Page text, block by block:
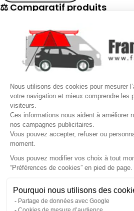
Nous utilisons des cookies pour mesurer
votre navigation et mieux comprendre les
visiteurs.
Ces informations nous aident à améliorer
nos campagnes publicitaires.
Vous pouvez accepter, refuser ou
moment.
Vous pouvez modifier vos choix à tout
“Préférences de cookies” en pied de page.
Pourquoi nous utilisons des
Partage de données avec Google
Gérer mes cookies
Une question ? Nous sommes là
Non, merci
⚖ Comparatif produits
📋 Fiche technique
Demander un rappel
Nos conseillers vous rappellent du
17h30.
Nom*
Créneau